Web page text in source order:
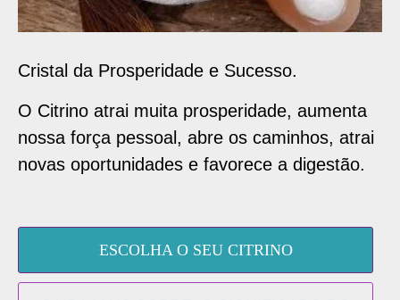
Cristal da Prosperidade e Sucesso.
O Citrino atrai muita prosperidade, aumenta
nossa força pessoal, abre os caminhos, atrai
novas oportunidades e favorece a digestão.
ESCOLHA O SEU CITRINO